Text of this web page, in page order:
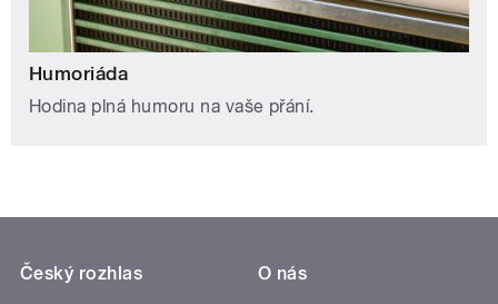
Humoriáda
Hodina plná humoru na vaše přání.
Český rozhlas
O nás